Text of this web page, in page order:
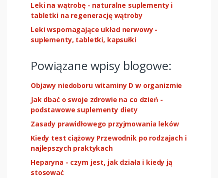
Leki na wątrobę - naturalne suplementy i
tabletki na regenerację wątroby
Leki wspomagające układ nerwowy -
suplementy, tabletki, kapsułki
Powiązane wpisy blogowe:
Objawy niedoboru witaminy D w organizmie
Jak dbać o swoje zdrowie na co dzień -
podstawowe suplementy diety
Zasady prawidłowego przyjmowania leków
Kiedy test ciążowy Przewodnik po rodzajach i
najlepszych praktykach
Heparyna - czym jest, jak działa i kiedy ją
stosować